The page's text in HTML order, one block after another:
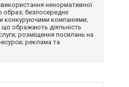
використання ненормативної
образ; безпосереднє
конкуруючими компаніями;
що ображають діяльність
розміщення посилань на
реклама та